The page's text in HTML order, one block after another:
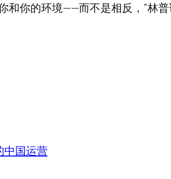
和你的环境——而不是相反，”林普
中国运营